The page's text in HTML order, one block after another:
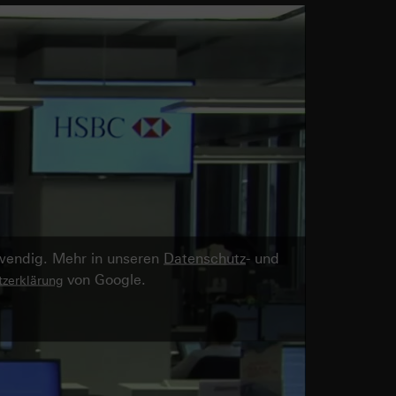
Mehr in unseren Datenschutz- und
von Google.